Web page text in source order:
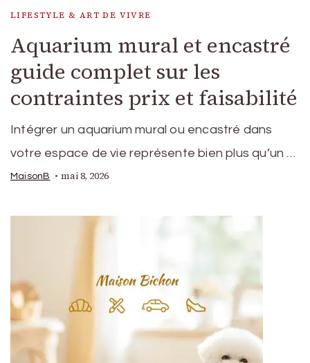
LIFESTYLE & ART DE VIVRE
Aquarium mural et encastré
guide complet sur les
contraintes prix et faisabilité
Intégrer un aquarium mural ou encastré dans
votre espace de vie représente bien plus qu’un …
MaisonB mai 8, 2026